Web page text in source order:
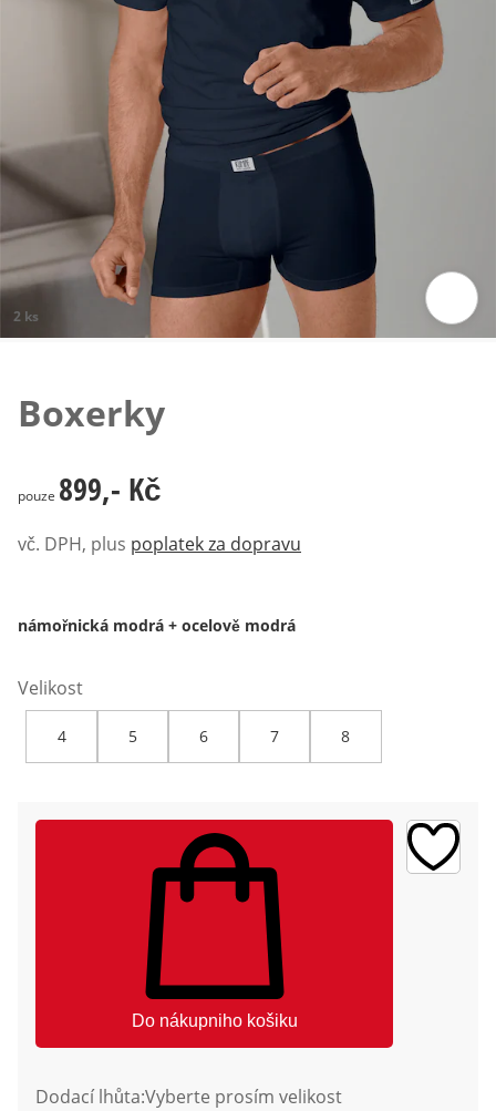
2 ks
Boxerky
899,- Kč
pouze 899,- Kč
vč. DPH, plus poplatek za dopravu
námořnická modrá + ocelově modrá
Velikost
4 5 6 7 8
Do nákupniho košiku
Dodací lhůta:Vyberte prosím velikost